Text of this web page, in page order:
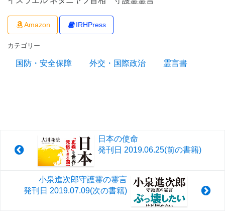
Amazon IRHPress
カテゴリー
国防・安全保障 外交・国際政治 霊言書
日本の使命
発刊日 2019.06.25(前の書籍)
小泉進次郎守護霊の霊言
発刊日 2019.07.09(次の書籍)